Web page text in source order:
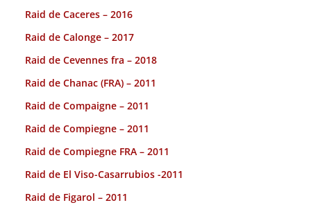
Raid de Caceres – 2016
Raid de Calonge – 2017
Raid de Cevennes fra – 2018
Raid de Chanac (FRA) – 2011
Raid de Compaigne – 2011
Raid de Compiegne – 2011
Raid de Compiegne FRA – 2011
Raid de El Viso-Casarrubios -2011
Raid de Figarol – 2011